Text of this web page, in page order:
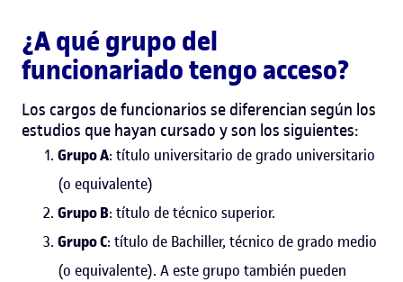
¿A qué grupo del
funcionariado tengo acceso?
Los cargos de funcionarios se diferencian según los
estudios que hayan cursado y son los siguientes:
Grupo A: título universitario de grado universitario
(o equivalente)
Grupo B: título de técnico superior.
Grupo C: título de Bachiller, técnico de grado medio
(o equivalente). A este grupo también pueden